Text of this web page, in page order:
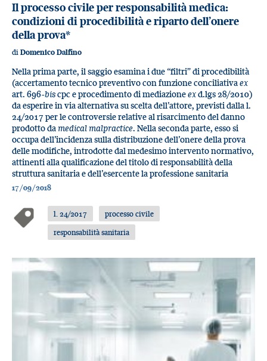
Il processo civile per responsabilità medica:
condizioni di procedibilità e riparto dell’onere
della prova*
di Domenico Dalfino
Nella prima parte, il saggio esamina i due “filtri” di procedibilità
(accertamento tecnico preventivo con funzione conciliativaex
art. 696-biscpc e procedimento di mediazioneexd.lgs 28/2010)
da esperire in via alternativa su scelta dell’attore, previsti dalla l.
24/2017 per le controversie relative al risarcimento del danno
prodotto damedical malpractice. Nella seconda parte, esso si
occupa dell’incidenza sulla distribuzione dell’onere della prova
delle modifiche, introdotte dal medesimo intervento normativo,
attinenti alla qualificazione del titolo di responsabilità della
struttura sanitaria e dell’esercente la professione sanitaria
17/09/2018
l. 24/2017
processo civile
responsabilità sanitaria